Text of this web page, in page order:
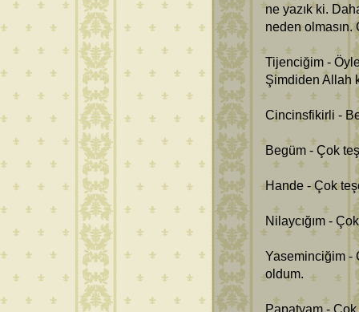
ne yazık ki.
neden
Tijenciğim -
Şimdiden Allah
Cincinsfikirli -
Begüm - Çok
Hande - Çok
Nilaycığım -
Yaseminciğim -
oldum.
Papatyam -